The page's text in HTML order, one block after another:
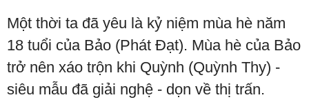
Một thời ta đã yêu là kỷ niệm mùa hè năm
18 tuổi của Bảo (Phát Đạt). Mùa hè của Bảo
trở nên xáo trộn khi Quỳnh (Quỳnh Thy) -
siêu mẫu đã giải nghệ - dọn về thị trấn.